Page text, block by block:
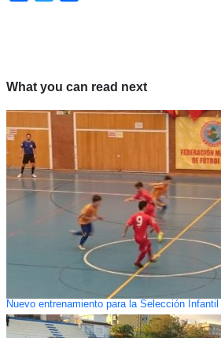
What you can read next
Nuevo entrenamiento para la Selección